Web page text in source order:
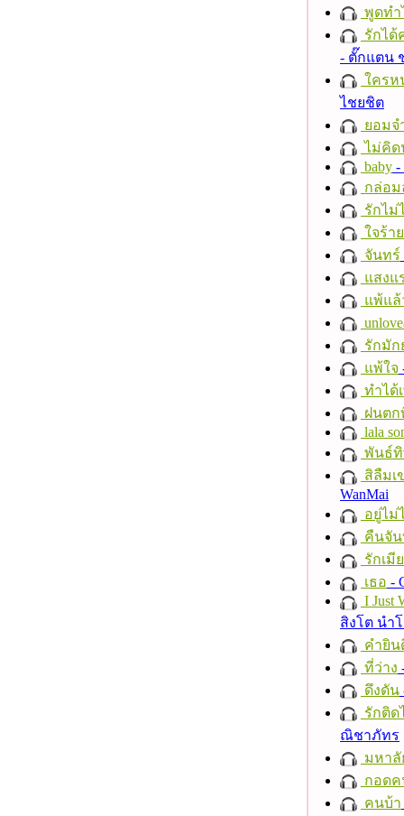
พูดทำ
รักได้
- ตั๊กแตน
ใครห
ไชยชิต
ยอม
ไม่คิด
baby -
กล่อม
รักไม่
ใจร้าย
จันทร์
แสงแ
แพ้แล้
รักมัก
แพ้ใจ
ทำได้
ฝนตก
lala
พันธ์
สิลืมเ
WanMai
อยู่ไม่
คืนจั
รักเมี
เธอ -
I Just
สิงโต นำ
คำยิน
ที่ว่าง
ดึงดัน
รักติด
ณิชาภัทร
มหาลั
กอดค
คนบ้า